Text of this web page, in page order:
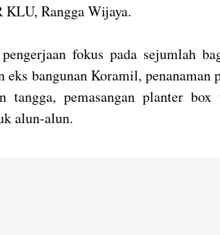
KLU, Rangga Wijaya.
fokus pada sejumlah
eks bangunan Koramil, penanaman
tangga, pemasangan planter box
alun-alun.